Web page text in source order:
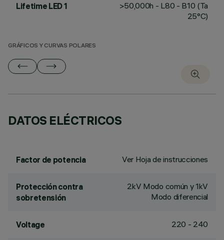
Lifetime LED 1
>50,000h - L80 - B10 (Ta
25°C)
GRÁFICOS Y CURVAS POLARES
DATOS ELÉCTRICOS
Factor de potencia Ver Hoja de instrucciones
Protección contra
sobretensión
2kV Modo común y 1kV
Modo diferencial
Voltage 220 - 240